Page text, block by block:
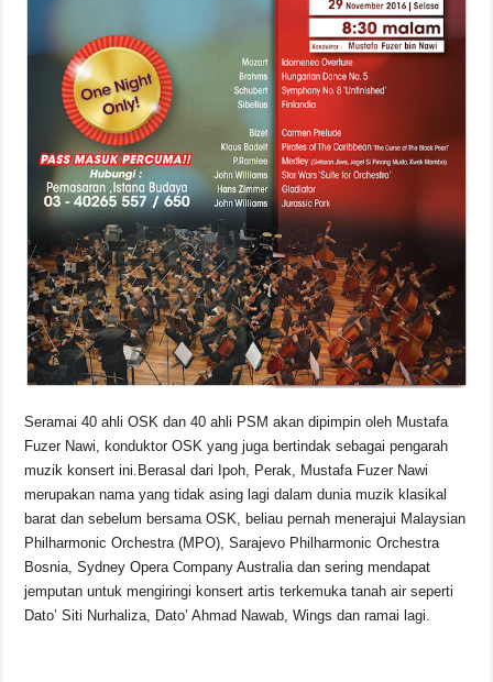
Seramai 40 ahli OSK dan 40 ahli PSM akan dipimpin oleh Mustafa
Fuzer Nawi, konduktor OSK yang juga bertindak sebagai pengarah
muzik konsert ini.Berasal dari Ipoh, Perak, Mustafa Fuzer Nawi
merupakan nama yang tidak asing lagi dalam dunia muzik klasikal
barat dan sebelum bersama OSK, beliau pernah menerajui Malaysian
Philharmonic Orchestra (MPO), Sarajevo Philharmonic Orchestra
Bosnia, Sydney Opera Company Australia dan sering mendapat
jemputan untuk mengiringi konsert artis terkemuka tanah air seperti
Dato’ Siti Nurhaliza, Dato’ Ahmad Nawab, Wings dan ramai lagi.